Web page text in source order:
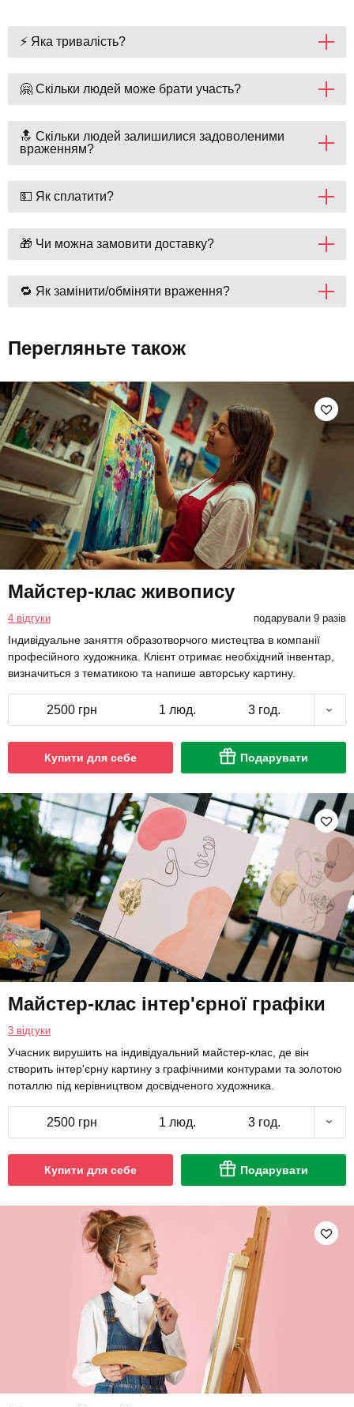
⚡ Яка тривалість?
🤗 Скільки людей може брати участь?
🔝 Скільки людей залишилися задоволеними
враженням?
💵 Як сплатити?
🎁 Чи можна замовити доставку?
🔁 Як замінити/обміняти враження?
Перегляньте також
Майстер-клас живопису
4 відгуки подарували 9 разів
Індивідуальне заняття образотворчого мистецтва в компанії
професійного художника. Клієнт отримає необхідний інвентар,
визначиться з тематикою та напише авторську картину.
2500 грн 1 люд. 3 год.
Купити для себе Подарувати
Майстер-клас інтер'єрної графіки
3 відгуки
Учасник вирушить на індивідуальний майстер-клас, де він
створить інтер'єрну картину з графічними контурами та золотою
поталлю під керівництвом досвідченого художника.
2500 грн 1 люд. 3 год.
Купити для себе Подарувати